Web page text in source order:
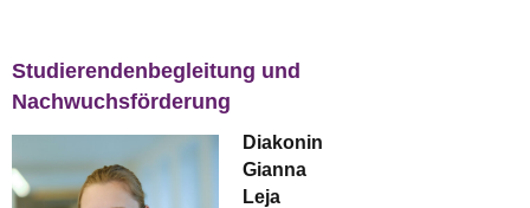
Studierendenbegleitung und
Nachwuchsförderung
Diakonin
Gianna
Leja